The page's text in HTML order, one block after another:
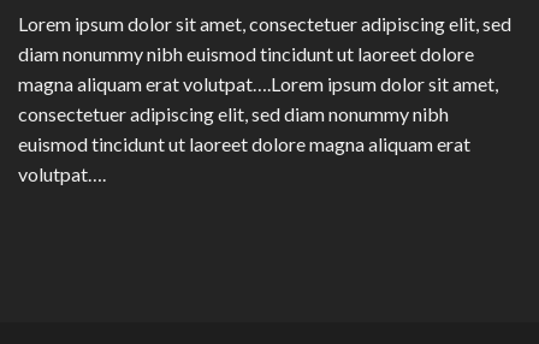
Lorem ipsum dolor sit amet, consectetuer adipiscing elit, sed
diam nonummy nibh euismod tincidunt ut laoreet dolore
magna aliquam erat volutpat….Lorem ipsum dolor sit amet,
consectetuer adipiscing elit, sed diam nonummy nibh
euismod tincidunt ut laoreet dolore magna aliquam erat
volutpat….